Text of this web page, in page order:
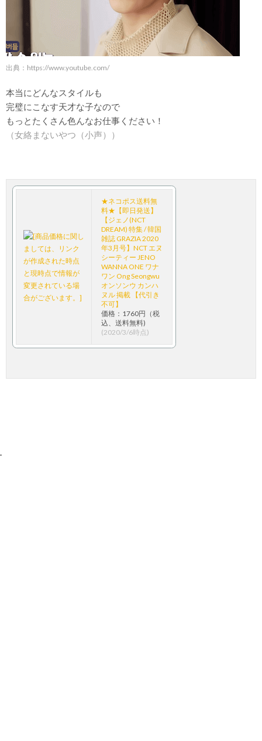
出典： https://www.youtube.com/
本当にどんなスタイルも
完璧にこなす天才な子なので
もっとたくさん色んなお仕事ください！
（女絡まないやつ（小声））
★ネコポス送料無
料★【即日発送】
【ジェノ(NCT
DREAM) 特集 / 韓国
雑誌 GRAZIA 2020
年3月号】NCT エヌ
シーティー JENO
WANNA ONE ワナ
ワン Ong Seongwu
オンソンウ カンハ
ヌル 掲載 【代引き
不可】
価格：1760円（税
込、送料無料)
(2020/3/6時点)